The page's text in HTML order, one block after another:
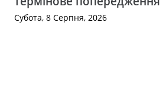
Субота, 8 Серпня, 2026